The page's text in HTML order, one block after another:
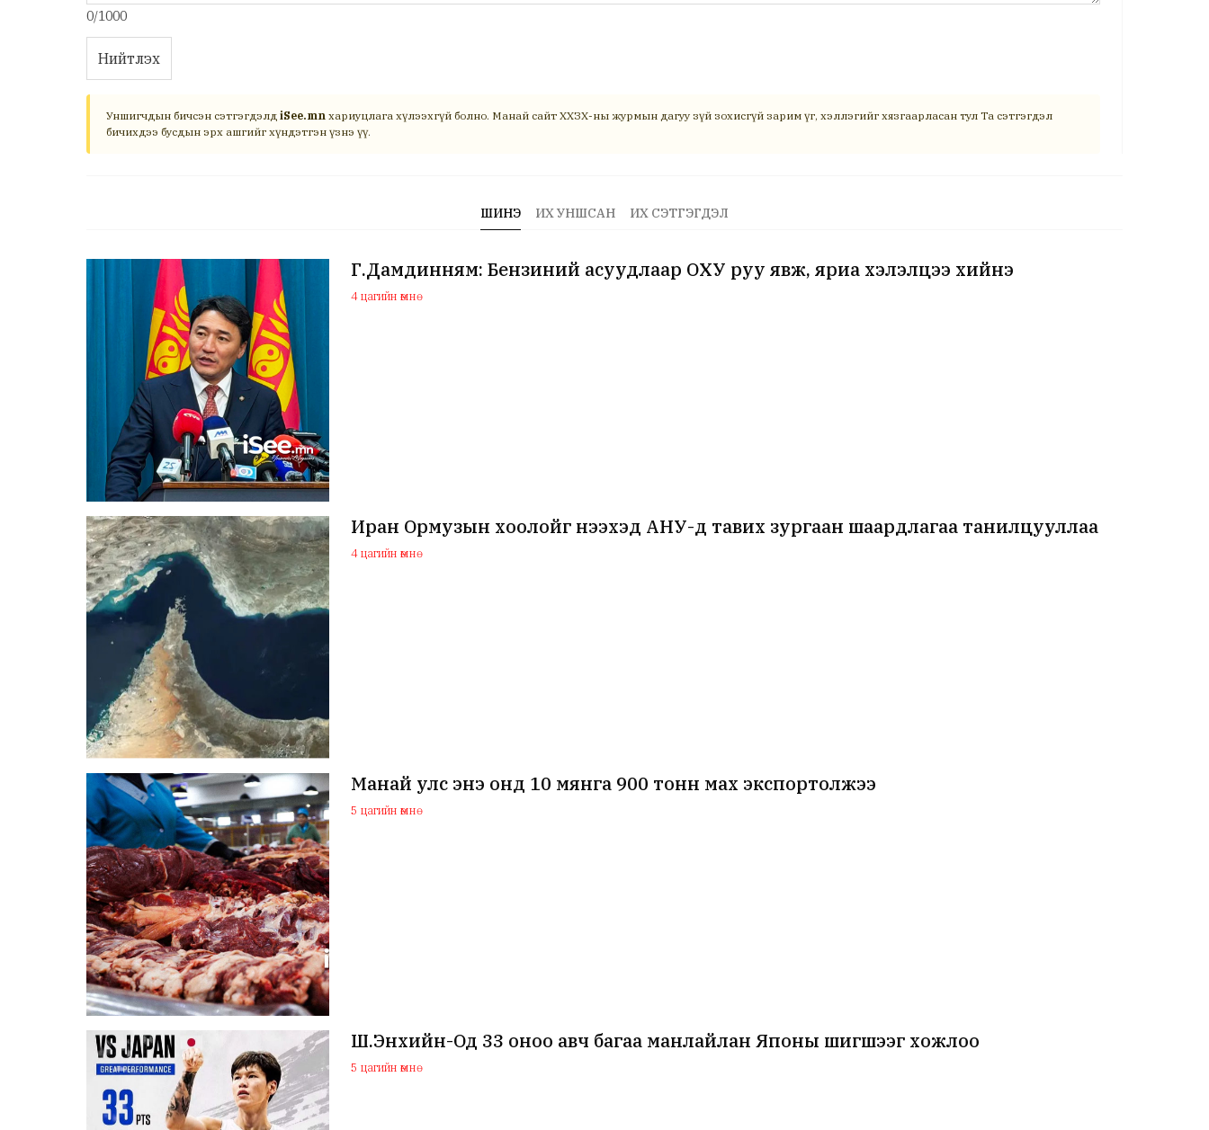
0/1000
Нийтлэх
Уншигчдын бичсэн сэтгэгдэлд iSee.mn хариуцлага хүлээхгүй болно. Манай сайт ХХЗХ-ны журмын дагуу зүй зохисгүй зарим үг, хэллэгийг хязгаарласан тул Та сэтгэгдэл
бичихдээ бусдын эрх ашгийг хүндэтгэн үзнэ үү.
ШИНЭ ИХ УНШСАН ИХ СЭТГЭГДЭЛ
Г.Дамдинням: Бензиний асуудлаар ОХУ руу явж, яриа хэлэлцээ хийнэ
4 цагийн өмнө
Иран Ормузын хоолойг нээхэд АНУ-д тавих зургаан шаардлагаа танилцууллаа
4 цагийн өмнө
Манай улс энэ онд 10 мянга 900 тонн мах экспортолжээ
5 цагийн өмнө
Ш.Энхийн-Од 33 оноо авч багаа манлайлан Японы шигшээг хожлоо
5 цагийн өмнө